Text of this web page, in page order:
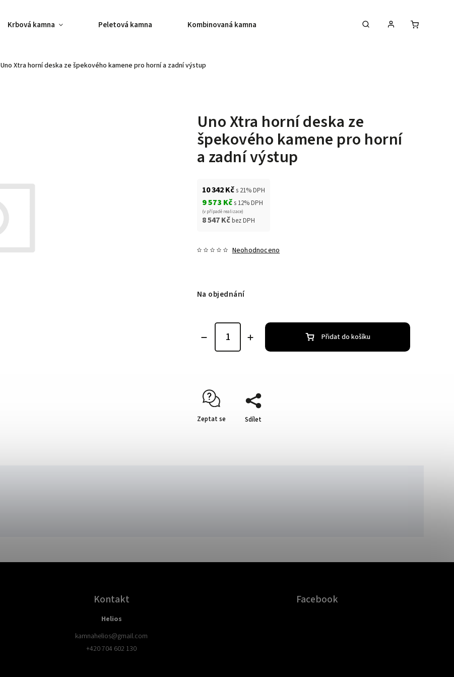
Krbová kamna Peletová kamna Kombinovaná kamna Akce na krbová kamna
Uno Xtra horní deska ze špekového kamene pro horní a zadní výstup
Uno Xtra horní deska ze
špekového kamene pro horní
a zadní výstup
10 342 Kčs 21% DPH
9 573 Kčs 12% DPH
(v případě realizace)
8 547 Kčbez DPH
Neohodnoceno
Na objednání
Přidat do košíku
Zeptat se Sdílet
Kontakt
Helios
kamnahelios@gmail.com
+420 704 602 130
Facebook